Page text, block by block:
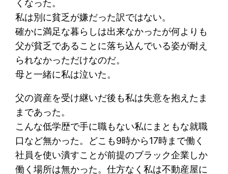
くなった。
私は別に貧乏が嫌だった訳ではない。
確かに満足な暮らしは出来なかったが何よりも
父が貧乏であることに落ち込んでいる姿が耐え
られなかっただけなのだ。
母と一緒に私は泣いた。
父の資産を受け継いだ後も私は失意を抱えたま
まであった。
こんな低学歴で手に職もない私にまともな就職
口など無かった。どこも9時から17時まで働く
社員を使い潰すことが前提のブラック企業しか
働く場所は無かった。仕方なく私は不動産屋に